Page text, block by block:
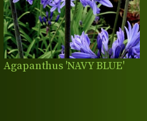
Agapanthus 'NAVY BLUE'